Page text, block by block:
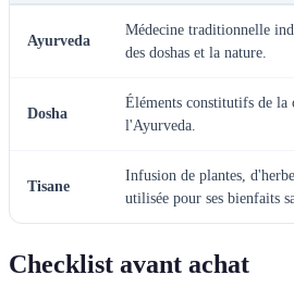
Ayurveda
Médecine traditionnelle
des doshas et la nature.
Dosha
Éléments constitutifs de la
l'Ayurveda.
Tisane
Infusion de plantes,
utilisée pour ses bienfaits
Checklist avant achat